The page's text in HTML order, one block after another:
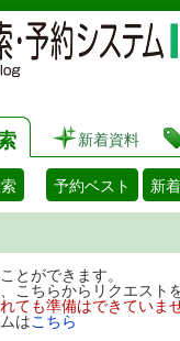
新着資料
予約ベスト 新
とができます。
こちらからリクエス
ても準備はできてい
はこちら